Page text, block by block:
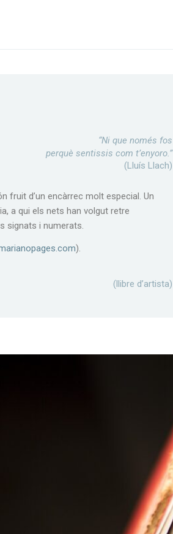
“Ni que només fos
perquè sentissis com t’enyoro.”
(Lluís Llach)
fruit d’un encàrrec molt especial. Un
a qui els nets han volgut retre
signats i numerats.
).
(llibre d’artista)